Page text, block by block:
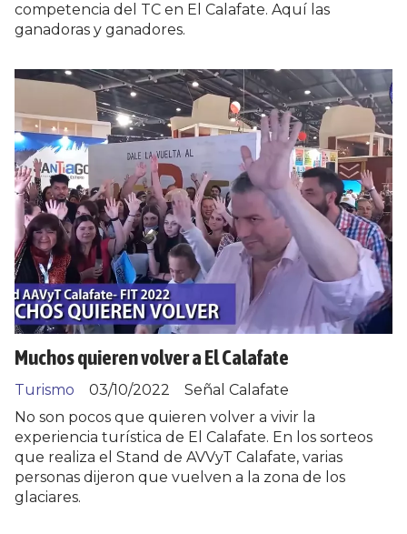
competencia del TC en El Calafate. Aquí las
ganadoras y ganadores.
Muchos quieren volver a El Calafate
Señal Calafate
Turismo
03/10/2022
No son pocos que quieren volver a vivir la
experiencia turística de El Calafate. En los sorteos
que realiza el Stand de AVVyT Calafate, varias
personas dijeron que vuelven a la zona de los
glaciares.